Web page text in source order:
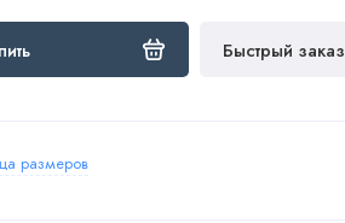
Быстрый заказ
размеров